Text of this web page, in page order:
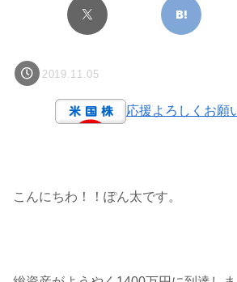
2019.11.05
応援よろしくお願
こんにちわ！！ぽん太です。